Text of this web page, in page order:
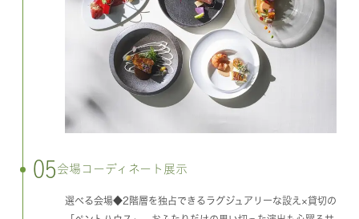
05 会場コーディネート展示
選べる会場◆2階層を独占できるラグジュアリーな設え×貸切の